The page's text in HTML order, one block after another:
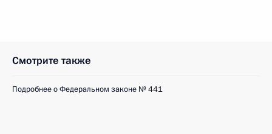
Смотрите также
Подробнее о Федеральном законе № 441